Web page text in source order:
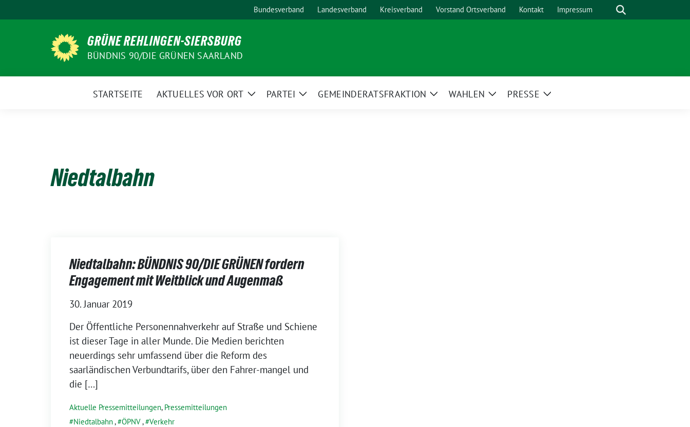
zum
Bundesverband Landesverband Kreisverband Vorstand Ortsverband Kontakt Impressum Suche
GRÜNE REHLINGEN-SIERSBURG
BÜNDNIS 90/DIE GRÜNEN SAARLAND
STARTSEITE AKTUELLES VOR ORT
ZeigePARTEI
ZeigeGEMEINDERATSFRAKTION
ZeigeWAHLEN
ZeigePRESSE
Zeige
Niedtalbahn
Niedtalbahn: BÜNDNIS 90/DIE GRÜNEN fordern
Engagement mit Weitblick und Augenmaß
30. Januar 2019
Der Öffentliche Personennahverkehr auf Straße und Schiene
ist dieser Tage in aller Munde. Die Medien berichten
neuerdings sehr umfassend über die Reform des
saarländischen Verbundtarifs, über den Fahrer-mangel und
die […]
Aktuelle Pressemitteilungen, Pressemitteilungen
Niedtalbahn, ÖPNV, Verkehr